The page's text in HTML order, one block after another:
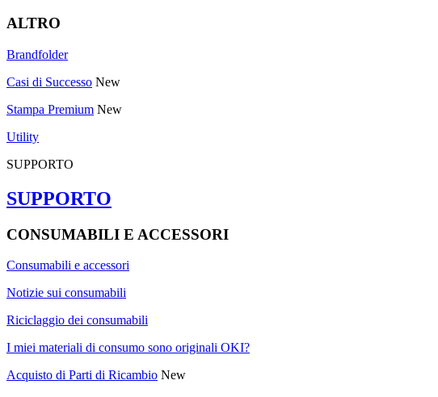
ALTRO
Brandfolder
Casi di Successo New
Stampa Premium New
Utility
SUPPORTO
SUPPORTO
CONSUMABILI E ACCESSORI
Consumabili e accessori
Notizie sui consumabili
Riciclaggio dei consumabili
I miei materiali di consumo sono originali OKI?
Acquisto di Parti di Ricambio New